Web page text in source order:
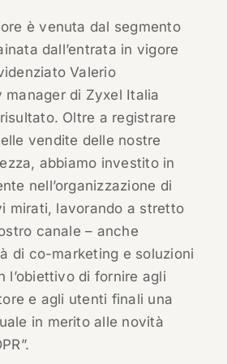
è venuta dal segmento
dall’entrata in vigore
Valerio
manager di Zyxel Italia
Oltre a registrare
vendite delle nostre
abbiamo investito in
nell’organizzazione di
mirati, lavorando a stretto
canale – anche
di co-marketing e soluzioni
l’obiettivo di fornire agli
e agli utenti finali una
in merito alle novità